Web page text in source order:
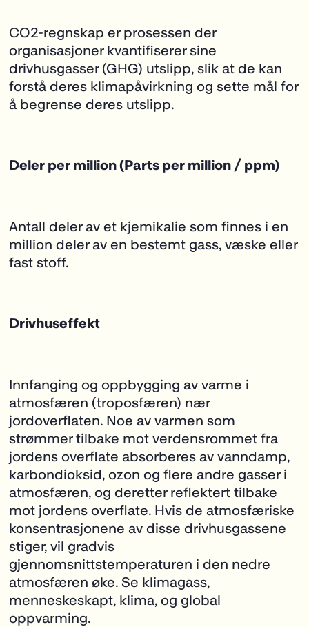
CO2-regnskap er prosessen der
organisasjoner kvantifiserer sine
drivhusgasser (GHG) utslipp, slik at de kan
forstå deres klimapåvirkning og sette mål for
å begrense deres utslipp.
Deler per million (Parts per million / ppm)
Antall deler av et kjemikalie som finnes i en
million deler av en bestemt gass, væske eller
fast stoff.
Drivhuseffekt
Innfanging og oppbygging av varme i
atmosfæren (troposfæren) nær
jordoverflaten. Noe av varmen som
strømmer tilbake mot verdensrommet fra
jordens overflate absorberes av vanndamp,
karbondioksid, ozon og flere andre gasser i
atmosfæren, og deretter reflektert tilbake
mot jordens overflate. Hvis de atmosfæriske
konsentrasjonene av disse drivhusgassene
stiger, vil gradvis
gjennomsnittstemperaturen i den nedre
atmosfæren øke. Se klimagass,
menneskeskapt, klima, og global
oppvarming.